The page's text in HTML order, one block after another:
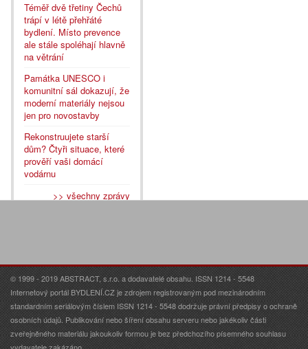
Téměř dvě třetiny Čechů
trápí v létě přehřáté
bydlení. Místo prevence
ale stále spoléhají hlavně
na větrání
Památka UNESCO i
komunitní sál dokazují, že
moderní materiály nejsou
jen pro novostavby
Rekonstruujete starší
dům? Čtyři situace, které
prověří vaši domácí
vodárnu
>> všechny zprávy
© 1999 - 2019 ABSTRACT, s.r.o. a dodavatelé obsahu. ISSN 1214 - 5548
Internetový portál BYDLENÍ.CZ je zdrojem registrovaným pod mezinárodním
standardním seriálovým číslem ISSN 1214 - 5548 dodržuje právní předpisy o ochraně
osobních údajů. Publikování nebo šíření obsahu serveru nebo jakékoliv části
zveřejněného materiálu jakoukoliv formou je bez předchozího písemného souhlasu